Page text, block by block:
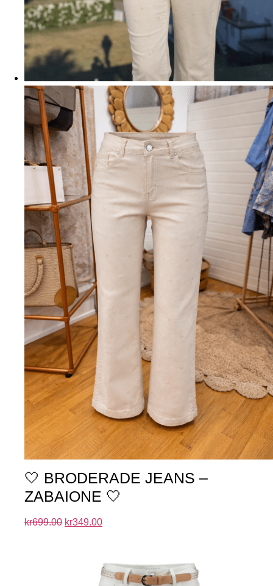
🤍 BRODERADE JEANS –
ZABAIONE 🤍
kr699.00 kr349.00